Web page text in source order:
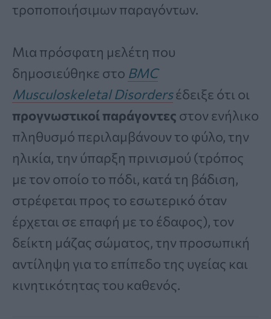
τροποποιήσιμων παραγόντων.
Μια πρόσφατη μελέτη που
δημοσιεύθηκε στο BMC
Musculoskeletal Disordersέδειξε ότι οι
προγνωστικοί παράγοντες στον ενήλικο
πληθυσμό περιλαμβάνουν το φύλο, την
ηλικία, την ύπαρξη πρινισμού (τρόπος
με τον οποίο το πόδι, κατά τη βάδιση,
στρέφεται προς το εσωτερικό όταν
έρχεται σε επαφή με το έδαφος), τον
δείκτη μάζας σώματος, την προσωπική
αντίληψη για το επίπεδο της υγείας και
κινητικότητας του καθενός.